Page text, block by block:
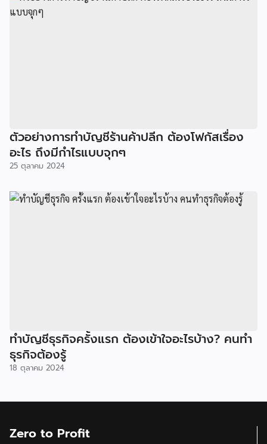
ตัวอย่างการทำบัญชีร้านค้าปลีก ต้องโฟกัสเรื่อง
อะไร ถึงมีกำไรแบบจุกๆ
25 ตุลาคม 2024
ทำบัญชีธุรกิจครั้งแรก ต้องเข้าใจอะไรบ้าง? คนทำ
ธุรกิจต้องรู้
18 ตุลาคม 2024
Zero to Profit